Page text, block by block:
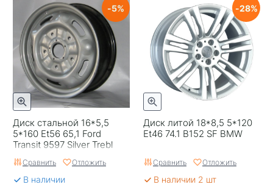
Диск стальной 16*5,5
5*160 Et56 65,1 Ford
Transit 9597 Silver Trebl
5
Сравнить Отложить
В наличии
Диск литой 18*8,5 5*120
Et46 74.1 B152 SF BMW
28
Сравнить Отложить
В наличии 2 шт